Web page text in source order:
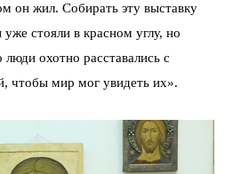
он жил. Собирать эту выставку
стояли в красном углу, но
охотно расставались с
чтобы мир мог увидеть их».